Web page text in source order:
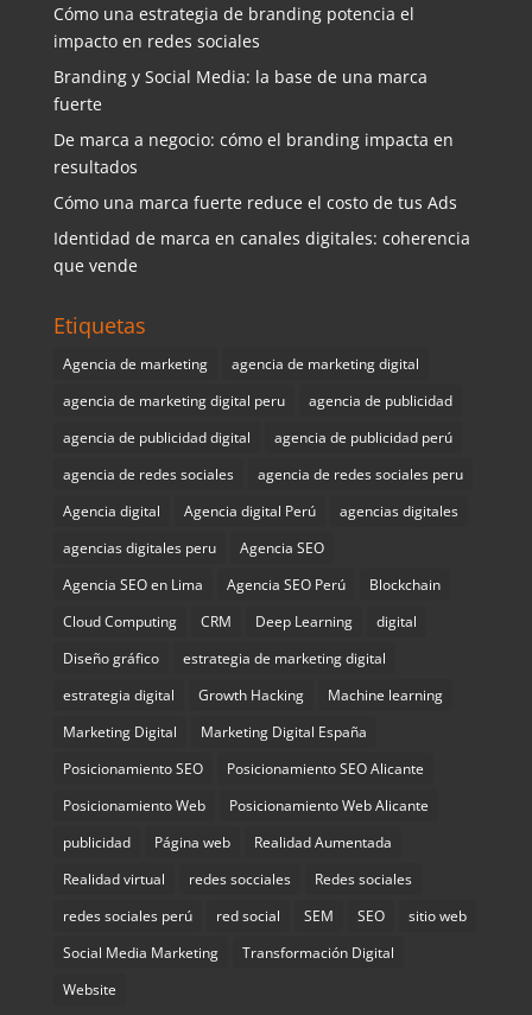
Cómo una estrategia de branding potencia el
impacto en redes sociales
Branding y Social Media: la base de una marca
fuerte
De marca a negocio: cómo el branding impacta en
resultados
Cómo una marca fuerte reduce el costo de tus Ads
Identidad de marca en canales digitales: coherencia
que vende
Etiquetas
Agencia de marketing
agencia de marketing digital
agencia de marketing digital peru
agencia de publicidad
agencia de publicidad digital
agencia de publicidad perú
agencia de redes sociales
agencia de redes sociales peru
Agencia digital
Agencia digital Perú
agencias digitales
agencias digitales peru
Agencia SEO
Agencia SEO en Lima
Agencia SEO Perú
Blockchain
Cloud Computing
CRM Deep Learning
digital
Diseño gráfico
estrategia de marketing digital
estrategia digital
Growth Hacking
Machine learning
Marketing Digital
Marketing Digital España
Posicionamiento SEO
Posicionamiento SEO Alicante
Posicionamiento Web
Posicionamiento Web Alicante
publicidad
Página web
Realidad Aumentada
Realidad virtual
redes socciales
Redes sociales
redes sociales perú
red social SEM SEO
sitio web
Social Media Marketing
Transformación Digital
Website